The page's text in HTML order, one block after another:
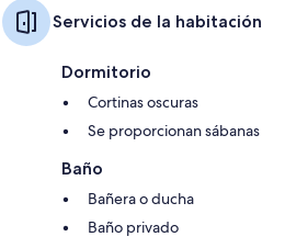
Servicios de la habitación
Dormitorio
Cortinas oscuras
Se proporcionan sábanas
Baño
Bañera o ducha
Baño privado